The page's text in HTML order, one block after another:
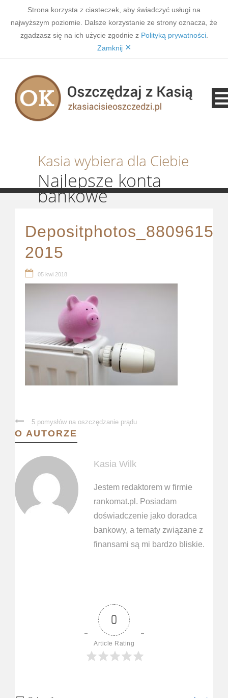
Strona korzysta z ciasteczek, aby świadczyć usługi na
najwyższym poziomie. Dalsze korzystanie ze strony oznacza, że
zgadzasz się na ich użycie zgodnie z Polityką prywatności.
Zamknij ×
Kasia wybiera dla Ciebie
Najlepsze konta
bankowe
2015
05 kwi 2018
5 pomysłów na oszczędzanie prądu
O AUTORZE
Kasia Wilk
Jestem redaktorem w firmie
rankomat.pl. Posiadam
doświadczenie jako doradca
bankowy, a tematy związane z
finansami są mi bardzo bliskie.
0
Article Rating